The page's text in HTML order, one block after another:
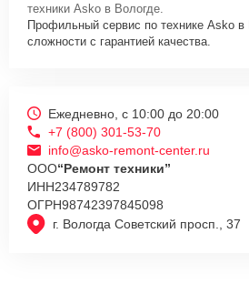
техники Asko в Вологде.
Профильный сервис по технике Asko
сложности с гарантией качества.
г. Вологда Советский просп., 37
Ежедневно, с 10:00 до 20:00
+7 (800) 301-53-70
info@asko-remont-center.ru
ООО“Ремонт техники”
ИНН234789782
ОГРН98742397845098